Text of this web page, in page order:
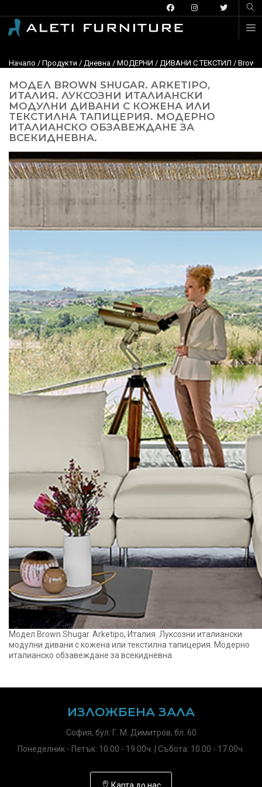
Начало / Продукти / Дневна / МОДЕРНИ / ДИВАНИ С ТЕКСТИЛ / Brown
МОДЕЛ BROWN SHUGAR. ARKETIPO,
ИТАЛИЯ. ЛУКСОЗНИ ИТАЛИАНСКИ
МОДУЛНИ ДИВАНИ С КОЖЕНА ИЛИ
ТЕКСТИЛНА ТАПИЦЕРИЯ. МОДЕРНО
ИТАЛИАНСКО ОБЗАВЕЖДАНЕ ЗА
ВСЕКИДНЕВНА.
Модел Brown Shugar. Arketipo, Италия. Луксозни италиански
модулни дивани с кожена или текстилна тапицерия. Модерно
италианско обзавеждане за всекидневна.
ИЗЛОЖБЕНА ЗАЛА
София, бул. Г. М. Димитров, бл. 60
Понеделник - Петък: 10.00 - 19.00ч. | Събота: 10.00 - 17.00ч.